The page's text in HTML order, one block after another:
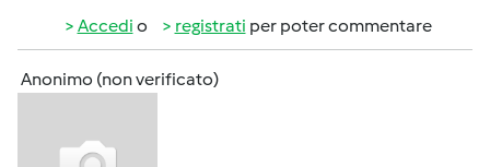
Accedi o registrati per poter commentare
Anonimo (non verificato)